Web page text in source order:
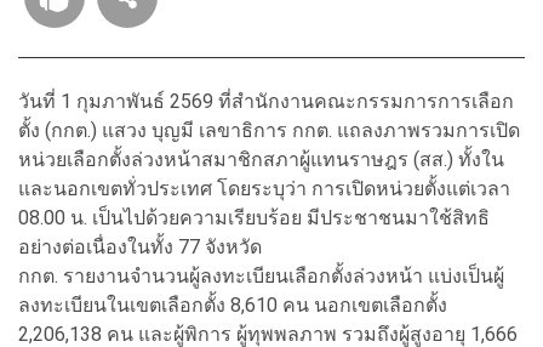
วันที่ 1 กุมภาพันธ์ 2569 ที่สำนักงานคณะกรรมการการเลือก
ตั้ง (กกต.) แสวง บุญมี เลขาธิการ กกต. แถลงภาพรวมการเปิด
หน่วยเลือกตั้งล่วงหน้าสมาชิกสภาผู้แทนราษฎร (สส.) ทั้งใน
และนอกเขตทั่วประเทศ โดยระบุว่า การเปิดหน่วยตั้งแต่เวลา
08.00 น. เป็นไปด้วยความเรียบร้อย มีประชาชนมาใช้สิทธิ
อย่างต่อเนื่องในทั้ง 77 จังหวัด
กกต. รายงานจำนวนผู้ลงทะเบียนเลือกตั้งล่วงหน้า แบ่งเป็นผู้
ลงทะเบียนในเขตเลือกตั้ง 8,610 คน นอกเขตเลือกตั้ง
2,206,138 คน และผู้พิการ ผู้ทุพพลภาพ รวมถึงผู้สูงอายุ 1,666